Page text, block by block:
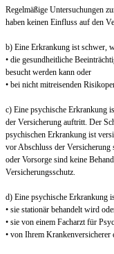
Regelmäßige Untersuchungen
haben keinen Einfluss auf den
b) Eine Erkrankung ist schwer,
• die gesundheitliche
besucht werden kann oder
• bei nicht mitreisenden
c) Eine psychische Erkrankung
der Versicherung auftritt. Der
psychischen Erkrankung ist
vor Abschluss der Versicherung
oder Vorsorge sind keine
Versicherungsschutz.
d) Eine psychische Erkrankung
• sie stationär behandelt wird
• sie von einem Facharzt für
• von Ihrem Krankenversicherer